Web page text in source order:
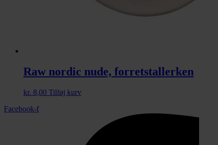
Raw nordic nude, forretstallerken
kr. 8,00 Tilføj kurv
Facebook-f